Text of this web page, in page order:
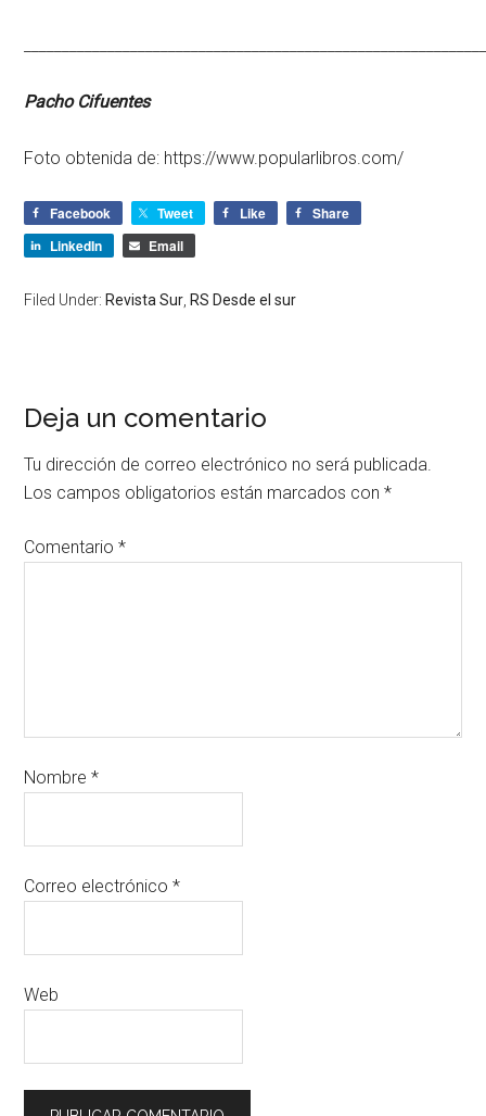
Pacho Cifuentes
Foto obtenida de: https://www.popularlibros.com/
Facebook Tweet Like
Share
LinkedIn
Email
Filed Under: Revista Sur RS Desde el sur
Deja un comentario
Tu dirección de correo electrónico no será publicada.
Los campos obligatorios están marcados con*
Comentario*
Nombre*
Correo electrónico*
Web